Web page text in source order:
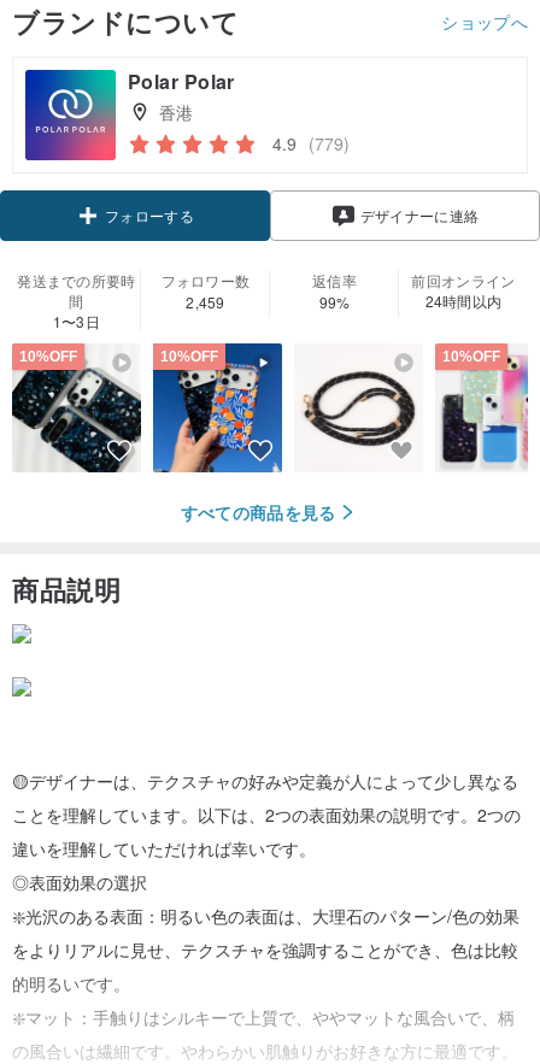
ブランドについて ショップへ
Polar Polar
香港
4.9 (779)
フォローする
デザイナーに連絡
発送までの所要時
間
1〜3日
フォロワー数
2,459
返信率
99%
前回オンライン
24時間以内
10%OFF 10%OFF 10%OFF
すべての商品を見る
商品説明
🟡デザイナーは、テクスチャの好みや定義が人によって少し異なる
ことを理解しています。以下は、2つの表面効果の説明です。2つの
違いを理解していただければ幸いです。
◎表面効果の選択
❇️光沢のある表面：明るい色の表面は、大理石のパターン/色の効果
をよりリアルに見せ、テクスチャを強調することができ、色は比較
的明るいです。
❇️マット：手触りはシルキーで上質で、ややマットな風合いで、柄
の風合いは繊細です。やわらかい肌触りがお好きな方に最適です。